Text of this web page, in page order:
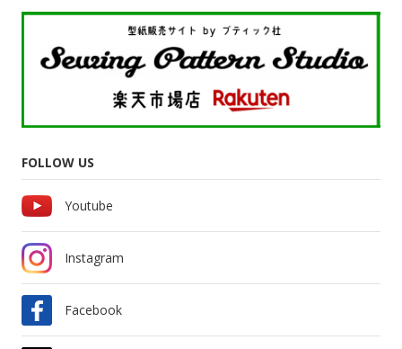
FOLLOW US
Youtube
Instagram
Facebook